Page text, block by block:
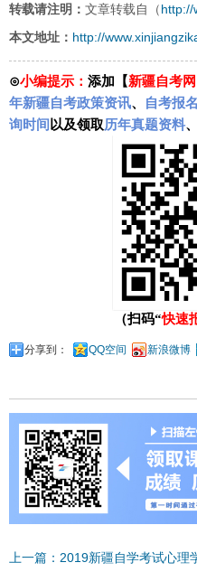
转载请注明： 文章转载自（ http://
本文地址： http://
⊙小编提示： 添加【新疆自考网
年新疆自考政策资讯、 自考报
询时间 以及领取历年真题资料、
（扫码“快速
分享到： QQ空间 新浪微博
上一篇：2019新疆自学考试心理